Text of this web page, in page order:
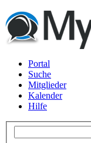
Portal
Suche
Mitglieder
Kalender
Hilfe